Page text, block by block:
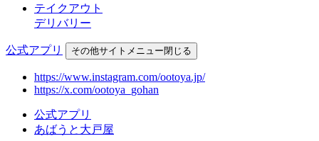
テイクアウト
デリバリー
公式アプリ その他サイトメニュー閉じる
https://www.instagram.com/ootoya.jp/
https://x.com/ootoya_gohan
公式アプリ
あばうと大戸屋